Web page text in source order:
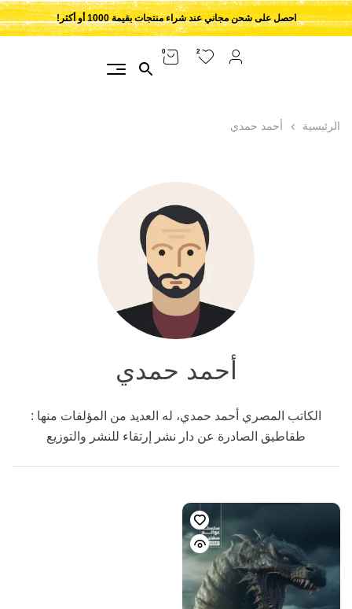
احصل على شحن مجاني عند شراء منتجات بقيمة 1000 أو أكثر!
2
0
الرئيسية أحمد حمدي
أحمد حمدي
الكاتب المصري أحمد حمدي، له العديد من المؤلفات منها :
طقاطيق الصادرة عن دار نشر إرتقاء للنشر والتوزيع